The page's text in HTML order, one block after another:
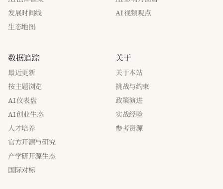
发展时间线
生态地图
AI 视频观点
数据追踪
最近更新
按主题浏览
AI 仪表盘
AI 创业生态
人才培养
官方开源与研究
产学研开源生态
国际对标
关于
关于本站
挑战与约束
政策演进
实战经验
参考资源